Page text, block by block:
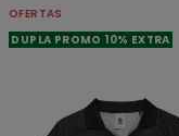
OFERTAS
DUPLA PROMO 10% EXTRA